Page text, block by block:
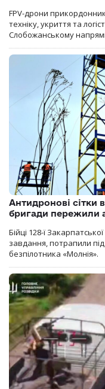
FPV-дрони
техніку, укриття та
Слобожанському
Антидронові сітки
бригади пережили
Бійці 128-ї
завдання, потрапили
безпілотника «Молнія».